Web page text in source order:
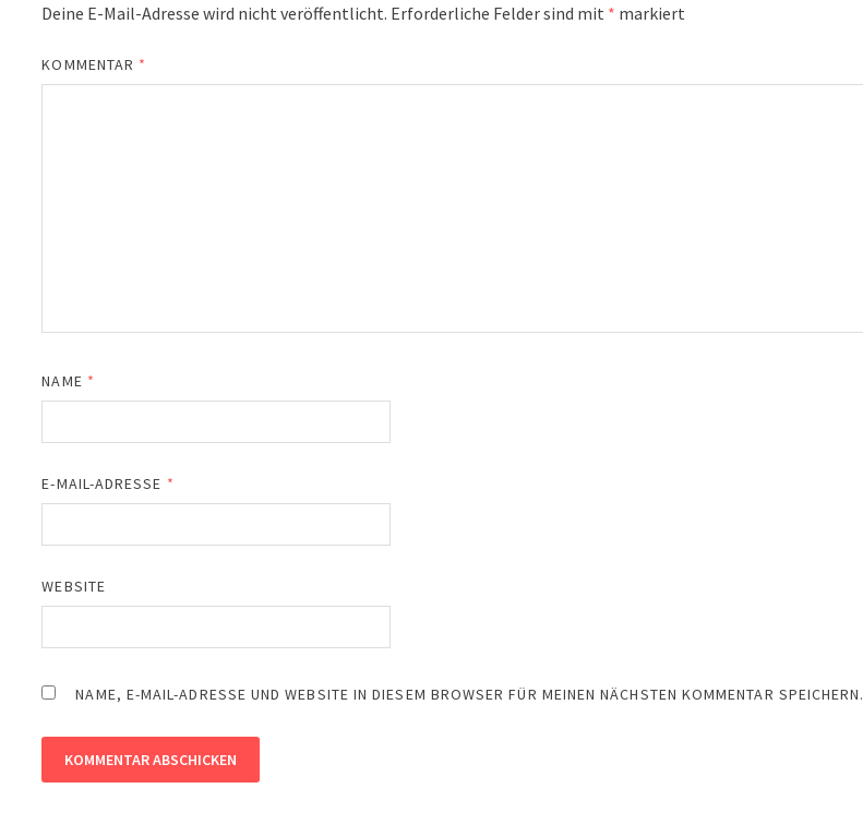
Deine E-Mail-Adresse wird nicht veröffentlicht. Erforderliche Felder sind mit * markiert
KOMMENTAR *
NAME *
E-MAIL-ADRESSE *
WEBSITE
NAME, E-MAIL-ADRESSE UND WEBSITE IN DIESEM BROWSER FÜR MEINEN NÄCHSTEN KOMMENTAR SPEICHERN.